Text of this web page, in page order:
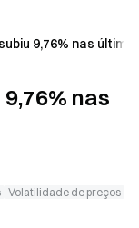
9,76% nas
nas
Volatilidade de preços